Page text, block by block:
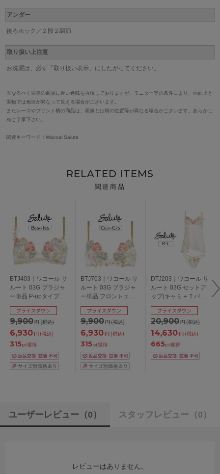
アンダー
後ろホック／２段２調節
取り扱い上注意
お洗濯は、必ず「取り扱い表示」にしたがってください。
※なるべく実際の商品に近い色味を再現しておりますが、モニター等の条件により、画面上と
実物では色味が異なって見える場合がございます。
またレースやプリント柄の商品は、画像とは柄の位置等が異なる場合がございます。あらかじ
めご了承下さい。
関連キーワード：Wacoal Salute
RELATED ITEMS
関連商品
BTJ403｜ワコール サ
ルート 03G ブラジャ
ー単品 P-upタイプ
BCDEFGHIカップ ア
ンダー
65/70/75/80/85cm
9,900円(税込)
プライスダウン
6,930円 (税込)
315pt獲得
BTJ703｜ワコール サ
ルート 03G ブラジャ
ー単品 フロントエッ
クスプラスブラ
CDEFGカップ アンダ
ー65/70/75cm
9,900円(税込)
プライスダウン
6,930円 (税込)
315pt獲得
DTJ203｜ワコール サ
ルート 03G セットア
ップ(キャミ＋Ｔバッ
ク) M/L
20,900円(税込)
プライスダウン
14,630円 (税込)
665pt獲得
ユーザーレビュー （0） スタッフレビュー （0）
レビューはありません。